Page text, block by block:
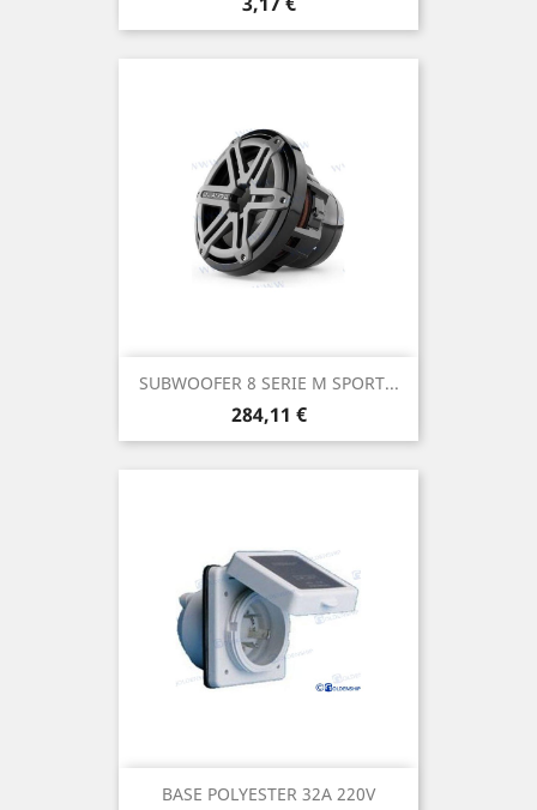
SUBWOOFER 8 SERIE M SPORT...
Prix
284,11 €
BASE POLYESTER 32A 220V